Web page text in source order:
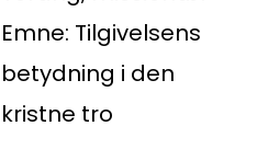
Emne: Tilgivelsens
betydning i den
kristne tro